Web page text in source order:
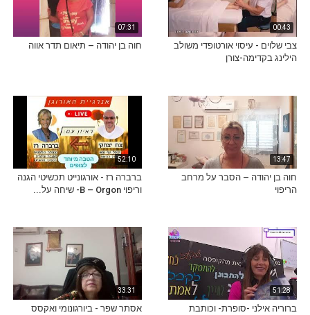
00:43
צבי שלוים - עיסוי אורטופדי משולב
הילינג בקדימה-צורן
07:31
חוה בן יהודה – תיאום תדר אווה
13:47
חוה בן יהודה – הסבר על מרחב
הריפוי
52:10
ברברה רז - אורגונייט תכשיטי הגנה
וריפוי B – Orgon- שיחה על...
51:28
ברוריה אילני -סופרת- וכותבת
33:31
אסתר שפר - ביורגונומי ואקסס